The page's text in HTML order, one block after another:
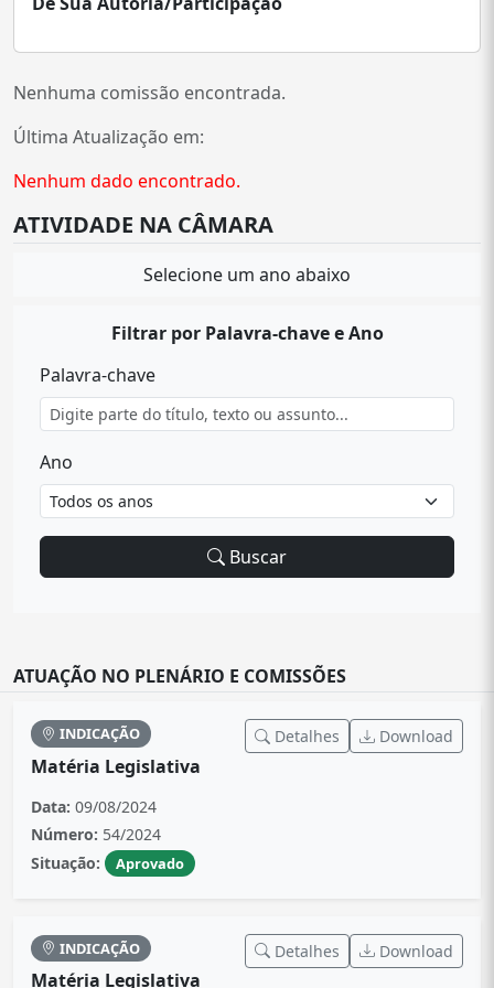
Nenhuma comissão encontrada.
Última Atualização em:
Nenhum dado encontrado.
ATIVIDADE NA CÂMARA
Selecione um ano abaixo
Filtrar por Palavra-chave e Ano
Palavra-chave
Ano
Buscar
ATUAÇÃO NO PLENÁRIO E COMISSÕES
INDICAÇÃO
Matéria Legislativa
Detalhes Download
Data: 09/08/2024
Número: 54/2024
Situação:
Aprovado
INDICAÇÃO
Matéria Legislativa
Detalhes Download